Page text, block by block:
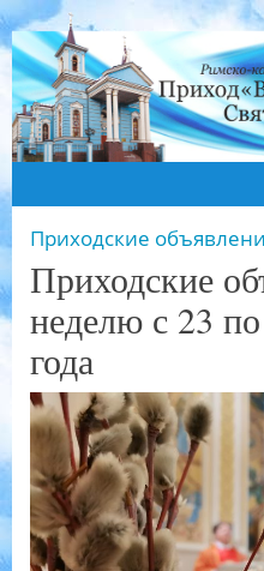
Приходские
Приходские
неделю с 23
года